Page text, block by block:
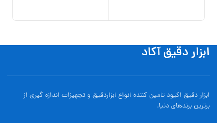
ابزار دقیق آکاد
ابزار دقیق اکیود تامین کننده انواع ابزاردقيق و تجهيزات اندازه گیری از
برترین برندهای دنیا.